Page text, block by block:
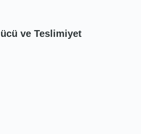
ve Teslimiyet